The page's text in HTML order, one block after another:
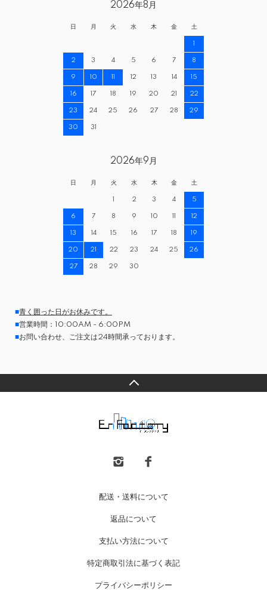
2026年8月
日 月 火 水 木 金 土
1
2 3 4 5 6 7 8
9 10 11 12 13 14 15
16 17 18 19 20 21 22
23 24 25 26 27 28 29
30 31
2026年9月
日 月 火 水 木 金 土
1 2 3 4 5
6 7 8 9 10 11 12
13 14 15 16 17 18 19
20 21 22 23 24 25 26
27 28 29 30
■青く囲った日がお休みです。
■営業時間：10:00AM - 6:00PM
■お問い合わせ、ご注文は24時間承っております。
配送・送料について
返品について
支払い方法について
特定商取引法に基づく表記
プライバシーポリシー